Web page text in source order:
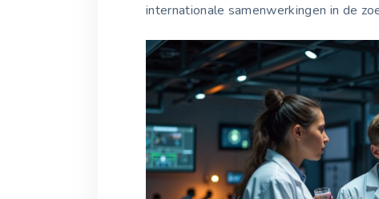
internationale samenwerkingen in de